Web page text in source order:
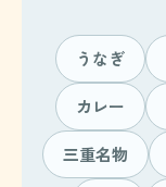
うなぎ
カレー
三重名物